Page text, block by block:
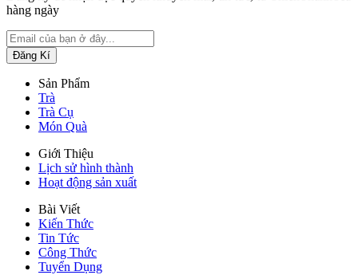
hàng ngày
Sản Phẩm
Trà
Trà Cụ
Món Quà
Giới Thiệu
Lịch sử hình thành
Hoạt động sản xuất
Bài Viết
Kiến Thức
Tin Tức
Công Thức
Tuyển Dụng